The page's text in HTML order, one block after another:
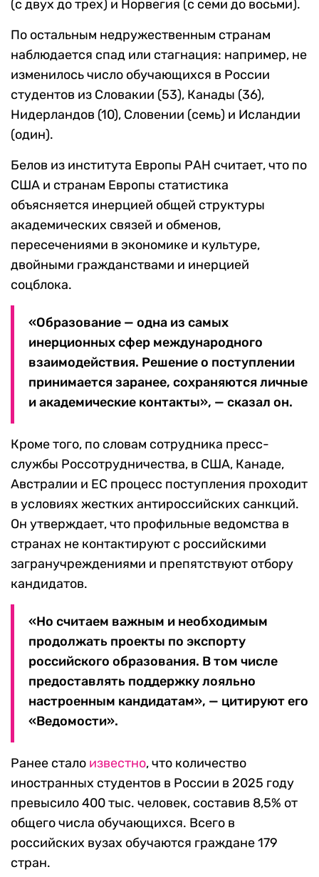
(с двух до трех) и Норвегия (с семи до восьми).
По остальным недружественным странам
наблюдается спад или стагнация: например, не
изменилось число обучающихся в России
студентов из Словакии (53), Канады (36),
Нидерландов (10), Словении (семь) и Исландии
(один).
Белов из института Европы РАН считает, что по
США и странам Европы статистика
объясняется инерцией общей структуры
академических связей и обменов,
пересечениями в экономике и культуре,
двойными гражданствами и инерцией
соцблока.
«Образование — одна из самых
инерционных сфер международного
взаимодействия. Решение о поступлении
принимается заранее, сохраняются личные
и академические контакты», — сказал он.
Кроме того, по словам сотрудника пресс-
службы Россотрудничества, в США, Канаде,
Австралии и ЕС процесс поступления проходит
в условиях жестких антироссийских санкций.
Он утверждает, что профильные ведомства в
странах не контактируют с российскими
загранучреждениями и препятствуют отбору
кандидатов.
«Но считаем важным и необходимым
продолжать проекты по экспорту
российского образования. В том числе
предоставлять поддержку лояльно
настроенным кандидатам», — цитируют его
«Ведомости».
Ранее стало известно, что количество
иностранных студентов в России в 2025 году
превысило 400 тыс. человек, составив 8,5% от
общего числа обучающихся. Всего в
российских вузах обучаются граждане 179
стран.